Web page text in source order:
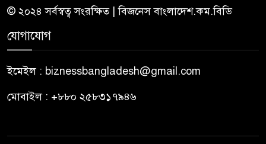
© ২০২৪ সর্বস্বত্ব সংরক্ষিত | বিজনেস বাংলাদেশ.কম.বিডি
যোগাযোগ
ইমেইল : biznessbangladesh@gmail.com
মোবাইল : +৮৮০ ২৫৮৩১৭৯৪৬